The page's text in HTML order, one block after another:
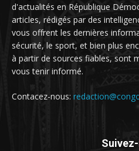
d'actualités en République
articles, rédigés par des
vous offrent les dernières
sécurité, le sport, et bien plus
à partir de sources fiables, sont
vous tenir informé.
Contacez-nous: